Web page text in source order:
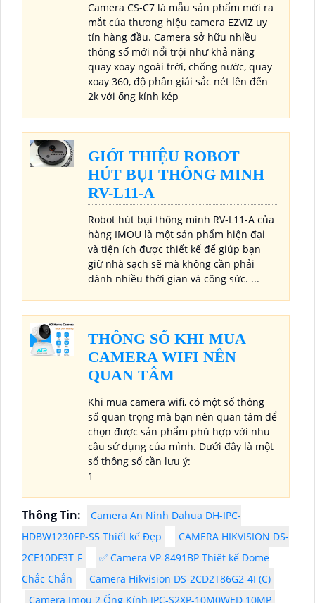
Camera CS-C7 là mẫu sản phẩm mới ra
mắt của thương hiệu camera EZVIZ uy
tín hàng đầu. Camera sở hữu nhiều
thông số mới nổi trội như khả năng
quay xoay ngoài trời, chống nước, quay
xoay 360, độ phân giải sắc nét lên đến
2k với ống kính kép
GIỚI THIỆU ROBOT
HÚT BỤI THÔNG MINH
RV-L11-A
Robot hút bụi thông minh RV-L11-A của
hàng IMOU là một sản phẩm hiện đại
và tiện ích được thiết kế để giúp bạn
giữ nhà sạch sẽ mà không cần phải
dành nhiều thời gian và công sức. ...
THÔNG SỐ KHI MUA
CAMERA WIFI NÊN
QUAN TÂM
Khi mua camera wifi, có một số thông
số quan trọng mà bạn nên quan tâm để
chọn được sản phẩm phù hợp với nhu
cầu sử dụng của mình. Dưới đây là một
số thông số cần lưu ý:
1
Thông Tin:
Camera An Ninh Dahua DH-IPC-
HDBW1230EP-S5 Thiết kế Đẹp
CAMERA HIKVISION DS-
2CE10DF3T-F
✅ Camera VP-8491BP Thiêt kế Dome
Chắc Chắn
Camera Hikvision DS-2CD2T86G2-4I (C)
Camera Imou 2 Ống Kính IPC-S2XP-10M0WED 10MP